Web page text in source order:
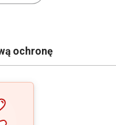
ochronę